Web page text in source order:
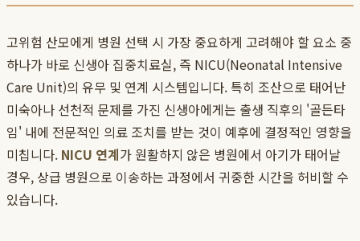
고위험 산모에게 병원 선택 시 가장 중요하게 고려해야 할 요소 중
하나가 바로 신생아 집중치료실, 즉 NICU(Neonatal Intensive
Care Unit)의 유무 및 연계 시스템입니다. 특히 조산으로 태어난
미숙아나 선천적 문제를 가진 신생아에게는 출생 직후의 '골든타
임' 내에 전문적인 의료 조치를 받는 것이 예후에 결정적인 영향을
미칩니다. NICU 연계가 원활하지 않은 병원에서 아기가 태어날
경우, 상급 병원으로 이송하는 과정에서 귀중한 시간을 허비할 수
있습니다.